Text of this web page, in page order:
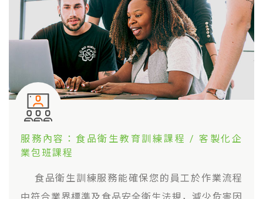
服務內容：食品衛生教育訓練課程 / 客製化企
業包班課程
食品衛生訓練服務能確保您的員工於作業流程
中符合業界標準及食品安全衛生法規，減少危害因